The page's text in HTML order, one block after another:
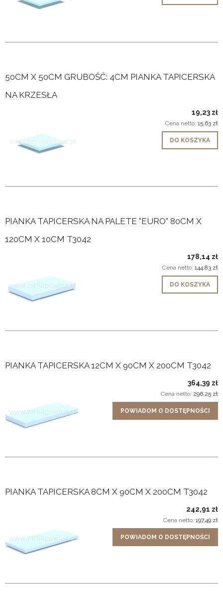
50CM X 50CM GRUBOŚĆ: 4CM PIANKA TAPICERSKA
NA KRZESŁA
19,23 zł
Cena netto: 15,63 zł
DO KOSZYKA
PIANKA TAPICERSKA NA PALETE "EURO" 80CM X
120CM X 10CM T3042
178,14 zł
Cena netto: 144,83 zł
DO KOSZYKA
PIANKA TAPICERSKA 12CM X 90CM X 200CM T3042
364,39 zł
Cena netto: 296,25 zł
POWIADOM O DOSTĘPNOŚCI
PIANKA TAPICERSKA 8CM X 90CM X 200CM T3042
242,91 zł
Cena netto: 197,49 zł
POWIADOM O DOSTĘPNOŚCI